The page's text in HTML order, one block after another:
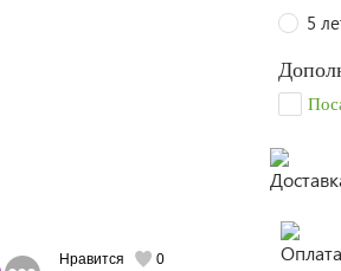
Нравится
0
5